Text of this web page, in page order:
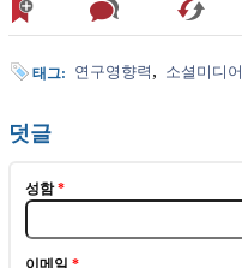
태그: 연구영향력 소셜미디어
덧글
성함*